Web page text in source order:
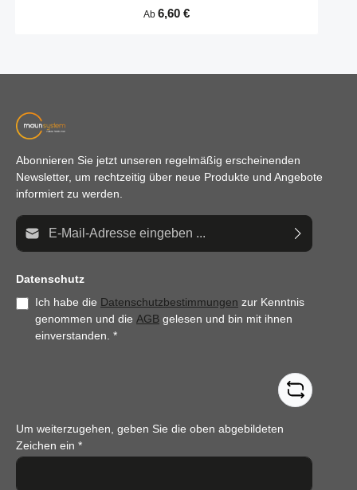
Regulärer Preis:
Ab 6,60 €
Abonnieren Sie jetzt unseren regelmäßig erscheinenden
Newsletter, um rechtzeitig über neue Produkte und Angebote
informiert zu werden.
E-Mail-Adresse*
Datenschutz
Ich habe die Datenschutzbestimmungen zur Kenntnis
genommen und die AGB gelesen und bin mit ihnen
einverstanden. *
Um weiterzugehen, geben Sie die oben abgebildeten
Zeichen ein *